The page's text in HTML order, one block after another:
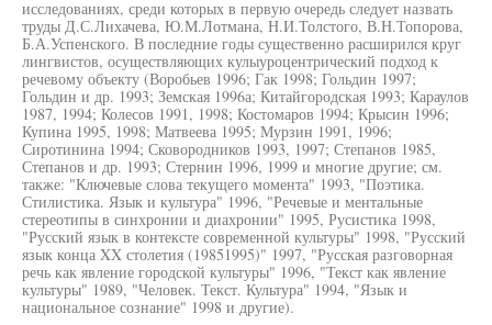
исследованиях, среди которых в первую очередь следует назвать
труды Д.С.Лихачева, Ю.М.Лотмана, Н.И.Толстого, В.Н.Топорова,
Б.А.Успенского. В последние годы существенно расширился круг
лингвистов, осуществляющих кулыуроцентрический подход к
речевому объекту (Воробьев 1996; Гак 1998; Гольдин 1997;
Гольдин и др. 1993; Земская 1996а; Китайгородская 1993; Караулов
1987, 1994; Колесов 1991, 1998; Костомаров 1994; Крысин 1996;
Купина 1995, 1998; Матвеева 1995; Мурзин 1991, 1996;
Сиротинина 1994; Сковородников 1993, 1997; Степанов 1985,
Степанов и др. 1993; Стернин 1996, 1999 и многие другие; см.
также: "Ключевые слова текущего момента" 1993, "Поэтика.
Стилистика. Язык и культура" 1996, "Речевые и ментальные
стереотипы в синхронии и диахронии" 1995, Русистика 1998,
"Русский язык в контексте современной культуры" 1998, "Русский
язык конца XX столетия (19851995)" 1997, "Русская разговорная
речь как явление городской культуры" 1996, "Текст как явление
культуры" 1989, "Человек. Текст. Культура" 1994, "Язык и
национальное сознание" 1998 и другие).